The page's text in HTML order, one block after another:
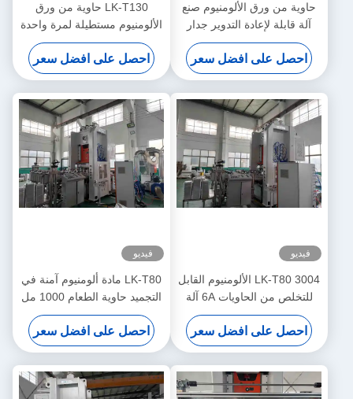
حاوية من ورق الألومنيوم صنع
آلة قابلة لإعادة التدوير جدار
سلس مستطيل للخبز
احصل على افضل سعر
LK-T130 حاوية من ورق
الألومنيوم مستطيلة لمرة واحدة
صديقة للبيئة
احصل على افضل سعر
فيديو
LK-T80 3004 الألومنيوم القابل
للتخلص من الحاويات 6A آلة
صنع ورق
احصل على افضل سعر
فيديو
LK-T80 مادة ألومنيوم آمنة في
التجميد حاوية الطعام 1000 مل
آلة صنع صديقة للبيئة
احصل على افضل سعر